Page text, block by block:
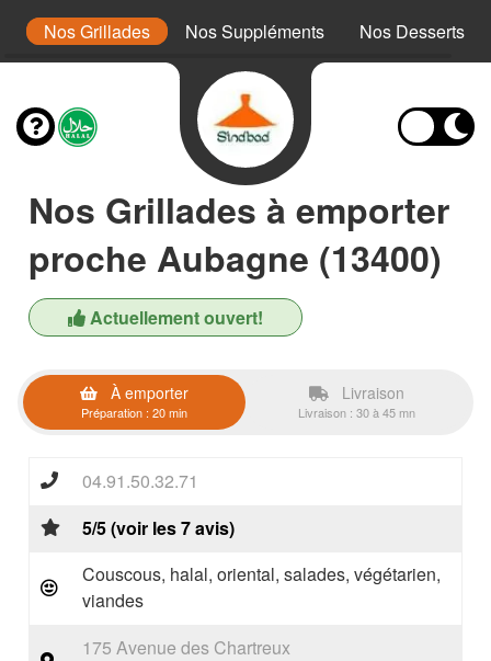
Nos Grillades Nos Suppléments Nos Desserts
Nos Grillades à emporter
proche Aubagne (13400)
Actuellement ouvert!
À emporter
Préparation : 20 min
Livraison
Livraison : 30 à 45 mn
04.91.50.32.71
5/5 (voir les 7 avis)
Couscous, halal, oriental, salades, végétarien,
viandes
175 Avenue des Chartreux